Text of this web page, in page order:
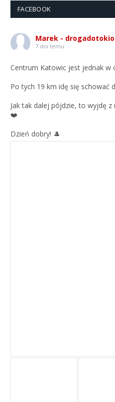
FACEBOOK
Marek -
7 dni temu
Centrum Katowic jest jednak w
Po tych 19 km idę się schować
Jak tak dalej pójdzie, to wyjdę
❤️
Dzień dobry! 🎩